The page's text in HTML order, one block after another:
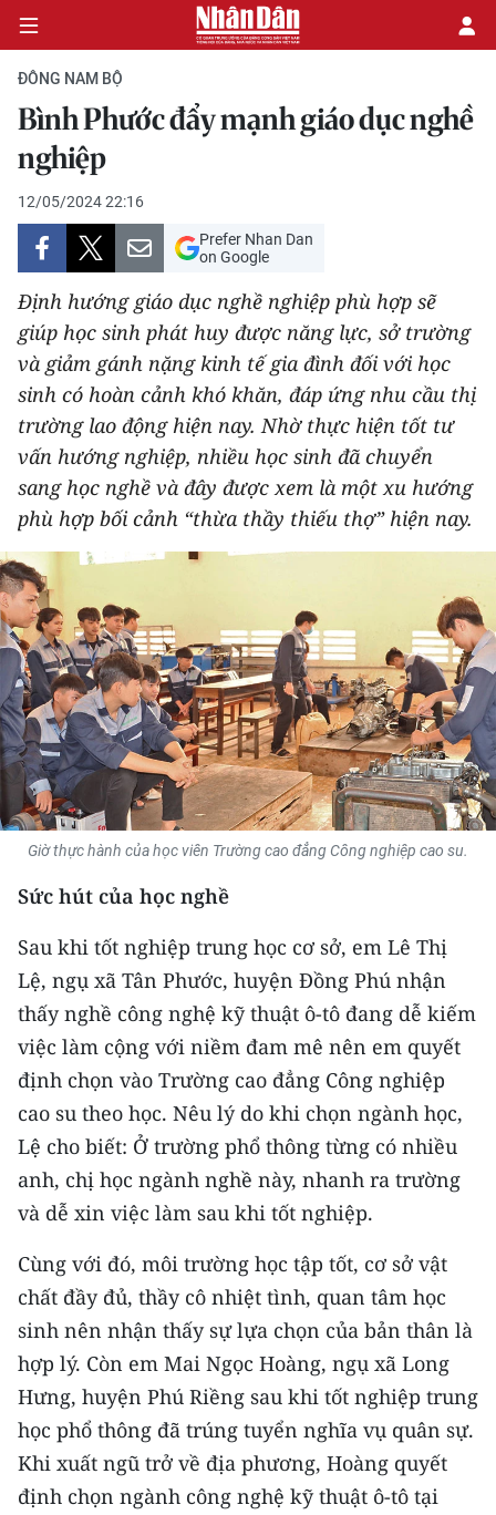
CHÍNH TRỊ
KINH TẾ
VĂN HÓA
XÃ HỘI
PHÁP LUẬT
DU LỊCH
THẾ GIỚI
THỂ THAO
GIÁO DỤC
Y TẾ
KHOA HỌC - CÔNG NGHỆ
MÔI TRƯỜNG
BẠN ĐỌC
KIỂM CHỨNG THÔNG TIN
TRI THỨC CHUYÊN SÂU
54 DÂN TỘC VIỆT NAM
CHƯƠNG TRÌNH OCOP - MỖI XÃ
MỘT SẢN PHẨM
MEDIA CENTER
E-Magazine
Video
Media Chính trị
Media Kinh tế
Media Văn hóa
Media Xã hội
Media Pháp luật
ĐÔNG NAM BỘ
Bình Phước đẩy mạnh giáo dục nghề
nghiệp
12/05/2024 22:16
Prefer Nhan Dan
on Google
Định hướng giáo dục nghề nghiệp phù hợp sẽ
giúp học sinh phát huy được năng lực, sở trường
và giảm gánh nặng kinh tế gia đình đối với học
sinh có hoàn cảnh khó khăn, đáp ứng nhu cầu thị
trường lao động hiện nay. Nhờ thực hiện tốt tư
vấn hướng nghiệp, nhiều học sinh đã chuyển
sang học nghề và đây được xem là một xu hướng
phù hợp bối cảnh “thừa thầy thiếu thợ” hiện nay.
Giờ thực hành của học viên Trường cao đẳng Công nghiệp cao su.
Sức hút của học nghề
Sau khi tốt nghiệp trung học cơ sở, em Lê Thị
Lệ, ngụ xã Tân Phước, huyện Đồng Phú nhận
thấy nghề công nghệ kỹ thuật ô-tô đang dễ kiếm
việc làm cộng với niềm đam mê nên em quyết
định chọn vào Trường cao đẳng Công nghiệp
cao su theo học. Nêu lý do khi chọn ngành học,
Lệ cho biết: Ở trường phổ thông từng có nhiều
anh, chị học ngành nghề này, nhanh ra trường
và dễ xin việc làm sau khi tốt nghiệp.
Cùng với đó, môi trường học tập tốt, cơ sở vật
chất đầy đủ, thầy cô nhiệt tình, quan tâm học
sinh nên nhận thấy sự lựa chọn của bản thân là
hợp lý. Còn em Mai Ngọc Hoàng, ngụ xã Long
Hưng, huyện Phú Riềng sau khi tốt nghiệp trung
học phổ thông đã trúng tuyển nghĩa vụ quân sự.
Khi xuất ngũ trở về địa phương, Hoàng quyết
định chọn ngành công nghệ kỹ thuật ô-tô tại